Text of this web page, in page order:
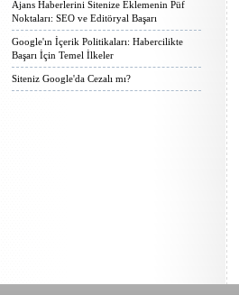
Ajans Haberlerini Sitenize Eklemenin Püf
Noktaları: SEO ve Editöryal Başarı
Google'ın İçerik Politikaları: Habercilikte
Başarı İçin Temel İlkeler
Siteniz Google'da Cezalı mı?